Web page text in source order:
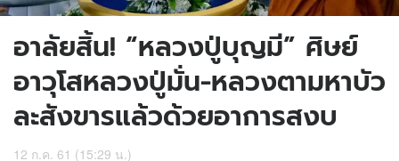
อาลัยสิ้น! “หลวงปู่บุญมี” ศิษย์
อาวุโสหลวงปู่มั่น-หลวงตามหาบัว
ละสังขารแล้วด้วยอาการสงบ
12 ก.ค. 61 (15:29 น.)